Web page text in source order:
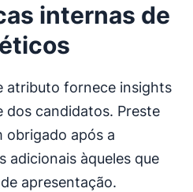
internas de
atributo fornece insights
dos candidatos. Preste
obrigado após a
adicionais àqueles que
apresentação.